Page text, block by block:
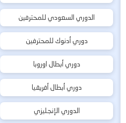
الدوري السعودي للمحترفين
دوري أدنوك للمحترفين
دوري أبطال اوروبا
دوري أبطال أفريقيا
الدوري الإنجليزي